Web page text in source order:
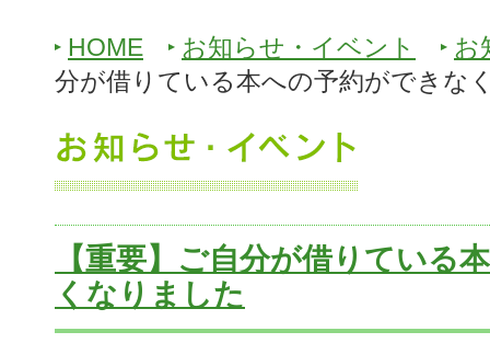
HOME お知らせ・イベント
お
分が借りている本への予約ができな
【重要】ご自分が借りている
くなりました